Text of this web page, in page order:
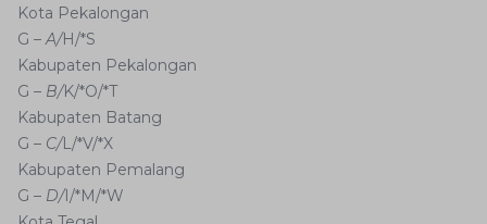
Kota Pekalongan
G –A/H/*S
Kabupaten Pekalongan
G – B/K/*O/*T
Kabupaten Batang
G – C/L/*V/*X
Kabupaten Pemalang
G – D/I/*M/*W